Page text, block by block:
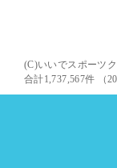
(C)いいでスポーツ
合計1,737,567件